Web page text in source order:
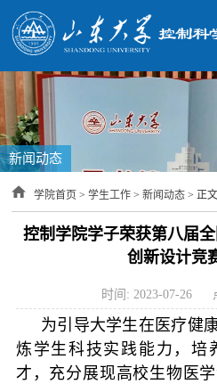
新闻动态
学院首页 >学生工作 >新闻动态 > 正文
控制学院学子荣获第八届
创新设计竞
时间: 2023-07-26
为引导大学生在医疗健
炼学生科技实践能力，培
才，充分展现高校生物医